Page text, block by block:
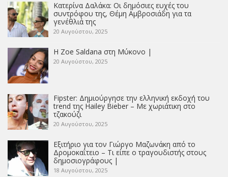
Κατερίνα Δαλάκα: Οι δημόσιες ευχές του
συντρόφου της, Θέμη Αμβροσιάδη για τα
γενέθλιά της
20 Αυγούστου, 2025
Η Zoe Saldana στη Μύκονο |
20 Αυγούστου, 2025
Fipster: Δημιούργησε την ελληνική εκδοχή του
trend της Hailey Bieber – Με χωριάτικη στο
τζακούζι
20 Αυγούστου, 2025
Εξιτήριο για τον Γιώργο Μαζωνάκη από το
Δρομοκαΐτειο – Τι είπε ο τραγουδιστής στους
δημοσιογράφους |
18 Αυγούστου, 2025